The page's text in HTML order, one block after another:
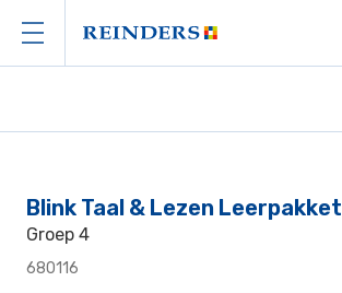
Blink Taal & Lezen Leerpakket
Groep 4
680116